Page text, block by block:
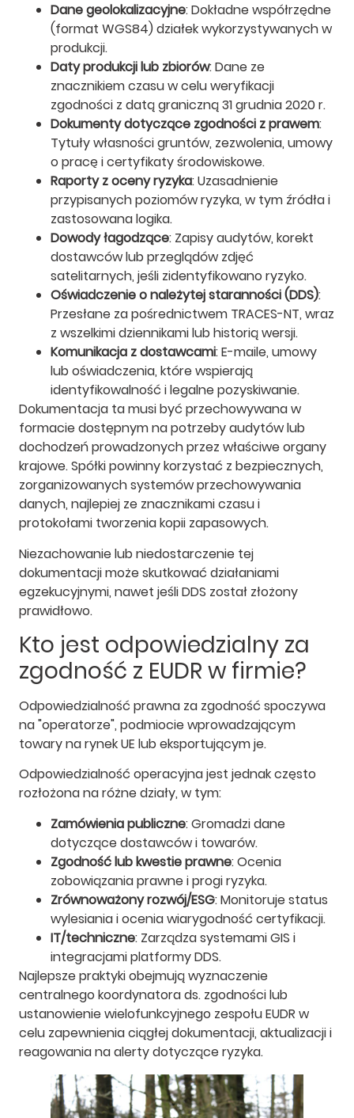
Dane geolokalizacyjne: Dokładne współrzędne
(format WGS84) działek wykorzystywanych w
produkcji.
Daty produkcji lub zbiorów: Dane ze
znacznikiem czasu w celu weryfikacji
zgodności z datą graniczną 31 grudnia 2020 r.
Dokumenty dotyczące zgodności z prawem:
Tytuły własności gruntów, zezwolenia, umowy
o pracę i certyfikaty środowiskowe.
Raporty z oceny ryzyka: Uzasadnienie
przypisanych poziomów ryzyka, w tym źródła i
zastosowana logika.
Dowody łagodzące: Zapisy audytów, korekt
dostawców lub przeglądów zdjęć
satelitarnych, jeśli zidentyfikowano ryzyko.
Oświadczenie o należytej staranności (DDS):
Przesłane za pośrednictwem TRACES-NT, wraz
z wszelkimi dziennikami lub historią wersji.
Komunikacja z dostawcami: E-maile, umowy
lub oświadczenia, które wspierają
identyfikowalność i legalne pozyskiwanie.
Dokumentacja ta musi być przechowywana w
formacie dostępnym na potrzeby audytów lub
dochodzeń prowadzonych przez właściwe organy
krajowe. Spółki powinny korzystać z bezpiecznych,
zorganizowanych systemów przechowywania
danych, najlepiej ze znacznikami czasu i
protokołami tworzenia kopii zapasowych.
Niezachowanie lub niedostarczenie tej
dokumentacji może skutkować działaniami
egzekucyjnymi, nawet jeśli DDS został złożony
prawidłowo.
Kto jest odpowiedzialny za
zgodność z EUDR w firmie?
Odpowiedzialność prawna za zgodność spoczywa
na "operatorze", podmiocie wprowadzającym
towary na rynek UE lub eksportującym je.
Odpowiedzialność operacyjna jest jednak często
rozłożona na różne działy, w tym:
Zamówienia publiczne: Gromadzi dane
dotyczące dostawców i towarów.
Zgodność lub kwestie prawne: Ocenia
zobowiązania prawne i progi ryzyka.
Zrównoważony rozwój/ESG: Monitoruje status
wylesiania i ocenia wiarygodność certyfikacji.
IT/techniczne: Zarządza systemami GIS i
integracjami platformy DDS.
Najlepsze praktyki obejmują wyznaczenie
centralnego koordynatora ds. zgodności lub
ustanowienie wielofunkcyjnego zespołu EUDR w
celu zapewnienia ciągłej dokumentacji, aktualizacji i
reagowania na alerty dotyczące ryzyka.